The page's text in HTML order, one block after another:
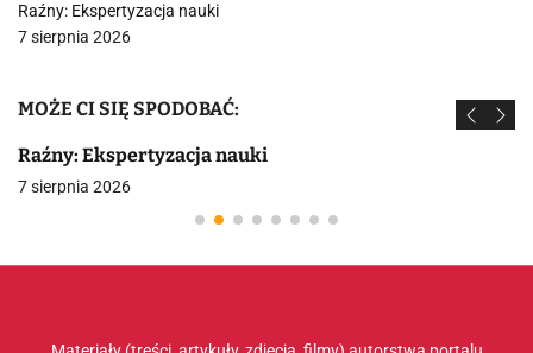
Raźny: Ekspertyzacja nauki
7 sierpnia 2026
MOŻE CI SIĘ SPODOBAĆ:
Raźny: Ekspertyzacja nauki
7 sierpnia 2026